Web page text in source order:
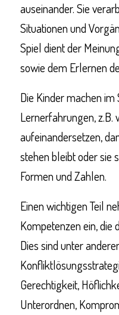
auseinander. Sie
Situationen und
Spiel dient der
sowie dem Erlernen
Die Kinder machen im
Lernerfahrungen, z.B.
aufeinandersetzen,
stehen bleibt oder sie
Formen und Zahlen.
Einen wichtigen Teil
Kompetenzen ein, die
Dies sind unter
Gerechtigkeit,
Unterordnen,